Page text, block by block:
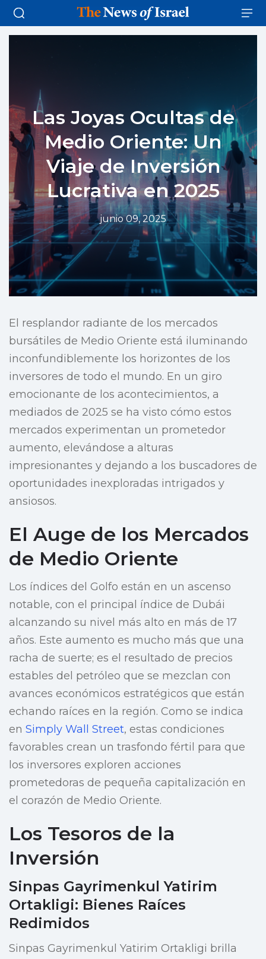
Las Joyas Ocultas de
Medio Oriente: Un
Viaje de Inversión
Lucrativa en 2025
junio 09, 2025
El resplandor radiante de los mercados
bursátiles de Medio Oriente está iluminando
inconfundiblemente los horizontes de los
inversores de todo el mundo. En un giro
emocionante de los acontecimientos, a
mediados de 2025 se ha visto cómo estos
mercados experimentan un prometedor
aumento, elevándose a alturas
impresionantes y dejando a los buscadores de
oportunidades inexploradas intrigados y
ansiosos.
El Auge de los Mercados
de Medio Oriente
Los índices del Golfo están en un ascenso
notable, con el principal índice de Dubái
alcanzando su nivel más alto en más de 17
años. Este aumento es mucho más que una
racha de suerte; es el resultado de precios
estables del petróleo que se mezclan con
avances económicos estratégicos que están
echando raíces en la región. Como se indica
en Simply Wall Street, estas condiciones
favorables crean un trasfondo fértil para que
los inversores exploren acciones
prometedoras de pequeña capitalización en
el corazón de Medio Oriente.
Los Tesoros de la
Inversión
Sinpas Gayrimenkul Yatirim
Ortakligi: Bienes Raíces
Redimidos
Sinpas Gayrimenkul Yatirim Ortakligi brilla